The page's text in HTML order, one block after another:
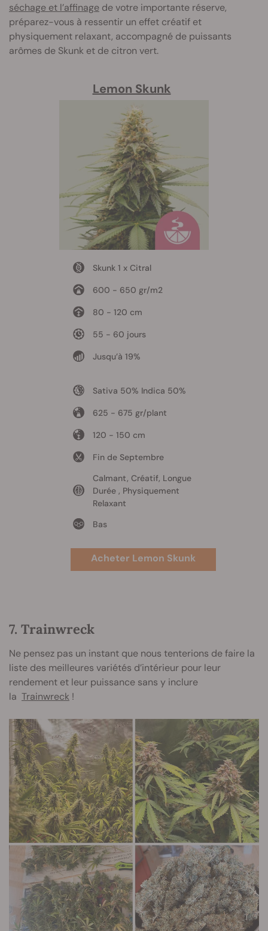
séchage et l’affinage de votre importante réserve,
préparez-vous à ressentir un effet créatif et
physiquement relaxant, accompagné de puissants
arômes de Skunk et de citron vert.
Lemon Skunk
Skunk 1 x Citral
600 - 650 gr/m2
80 - 120 cm
55 - 60 jours
Jusqu’à 19%
Sativa 50% Indica 50%
625 - 675 gr/plant
120 - 150 cm
Fin de Septembre
Calmant, Créatif, Longue
Durée , Physiquement
Relaxant
Bas
Acheter Lemon Skunk
7. Trainwreck
Ne pensez pas un instant que nous tenterions de faire la
liste des meilleures variétés d’intérieur pour leur
rendement et leur puissance sans y inclure
la Trainwreck !